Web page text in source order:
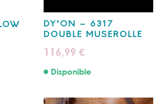
DY’ON – 6317
DOUBLE MUSEROLLE
116,99 €
Disponible